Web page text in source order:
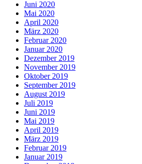
Juni 2020
Mai 2020
April 2020
März 2020
Februar 2020
Januar 2020
Dezember 2019
November 2019
Oktober 2019
September 2019
August 2019
Juli 2019
Juni 2019
Mai 2019
April 2019
März 2019
Februar 2019
Januar 2019